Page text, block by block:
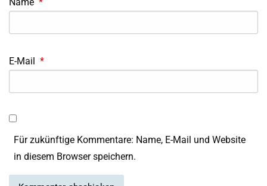
E-Mail *
Für zukünftige Kommentare: Name, E-Mail und Website
in diesem Browser speichern.